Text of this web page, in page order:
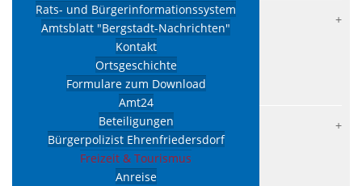
Rats- und Bürgerinformationssystem
Amtsblatt "Bergstadt-Nachrichten"
Kontakt
Ortsgeschichte
Formulare zum Download
Amt24
Beteiligungen
Bürgerpolizist Ehrenfriedersdorf
Freizeit & Tourismus
Anreise
Aktuelles
Lokalnachrichten
Verkehrsraumeinschränkungen
Stellenausschreibungen
Kommunalpolitik
Stadtrat
Sitzungstermine